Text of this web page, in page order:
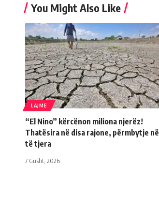
You Might Also Like
LAJME
“El Nino” kërcënon miliona njerëz!
Thatësira në disa rajone, përmbytje në
të tjera
7 Gusht, 2026